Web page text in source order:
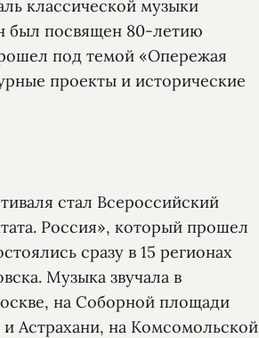
классической музыки
был посвящен 80-летию
под темой «Опережая
проекты и исторические
стал Всероссийский
Россия», который прошел
сразу в 15 регионах
Музыка звучала в
на Соборной площади
Астрахани, на Комсомольской